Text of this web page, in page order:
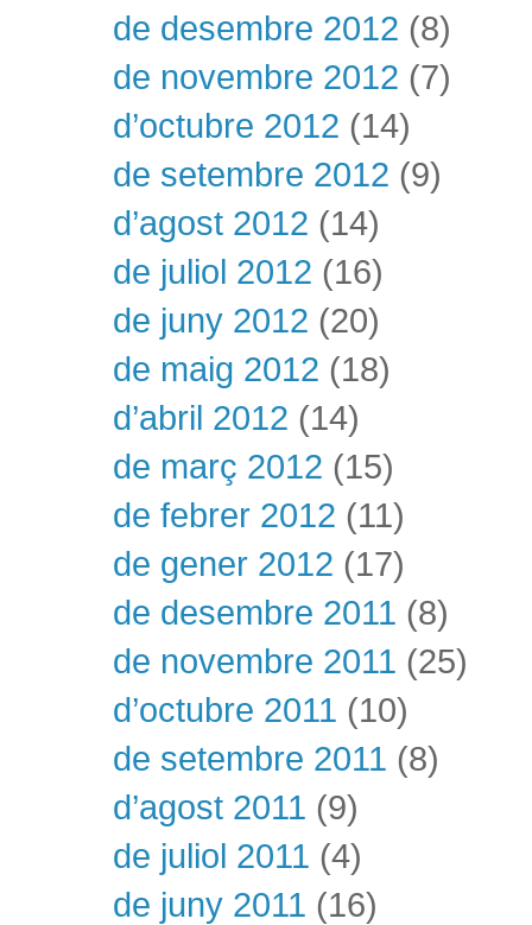
de desembre 2012 (8)
de novembre 2012 (7)
d’octubre 2012 (14)
de setembre 2012 (9)
d’agost 2012 (14)
de juliol 2012 (16)
de juny 2012 (20)
de maig 2012 (18)
d’abril 2012 (14)
de març 2012 (15)
de febrer 2012 (11)
de gener 2012 (17)
de desembre 2011 (8)
de novembre 2011 (25)
d’octubre 2011 (10)
de setembre 2011 (8)
d’agost 2011 (9)
de juliol 2011 (4)
de juny 2011 (16)